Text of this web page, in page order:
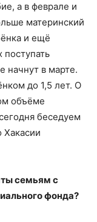
а в феврале и
материнский
и ещё
поступать
начнут в марте.
до 1,5 лет. О
объёме
беседуем
семьям с
фонда?